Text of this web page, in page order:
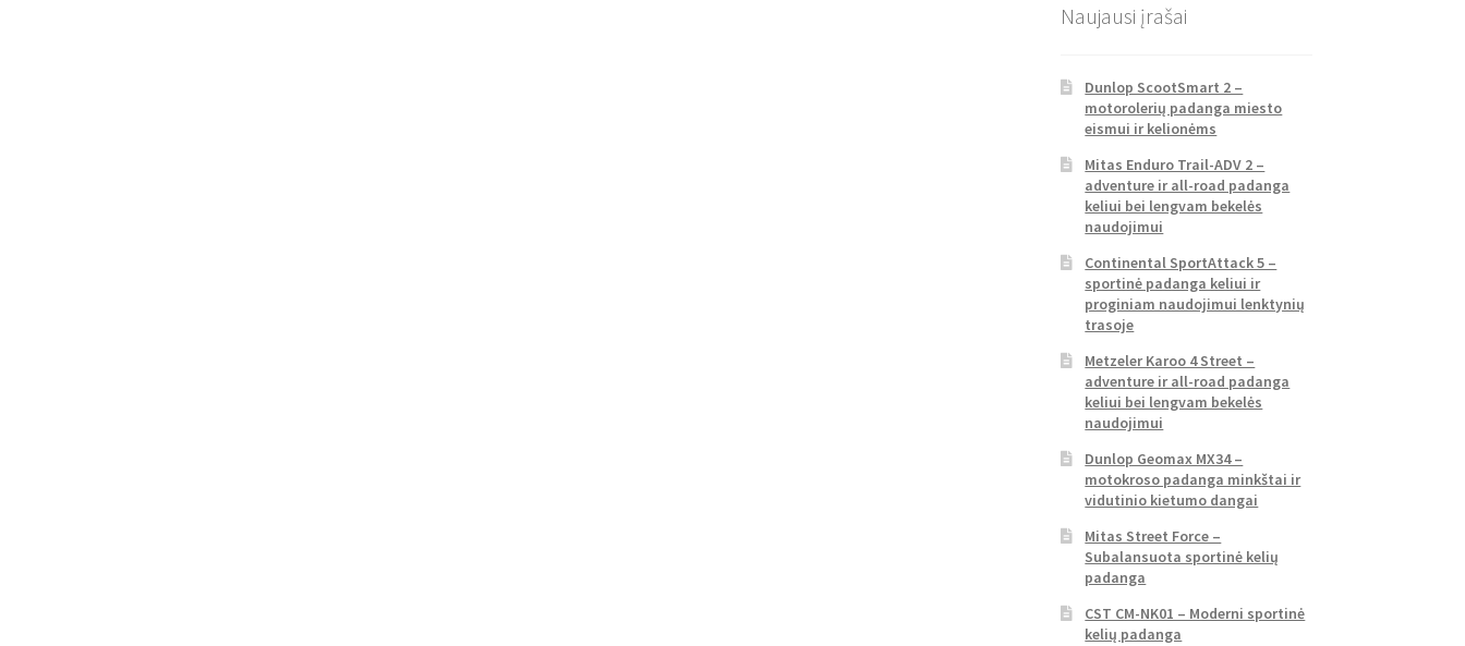
Naujausi įrašai
Dunlop ScootSmart 2 –
motorolerių padanga miesto
eismui ir kelionėms
Mitas Enduro Trail-ADV 2 –
adventure ir all-road padanga
keliui bei lengvam bekelės
naudojimui
Continental SportAttack 5 –
sportinė padanga keliui ir
proginiam naudojimui lenktynių
trasoje
Metzeler Karoo 4 Street –
adventure ir all-road padanga
keliui bei lengvam bekelės
naudojimui
Dunlop Geomax MX34 –
motokroso padanga minkštai ir
vidutinio kietumo dangai
Mitas Street Force –
Subalansuota sportinė kelių
padanga
CST CM-NK01 – Moderni sportinė
kelių padanga